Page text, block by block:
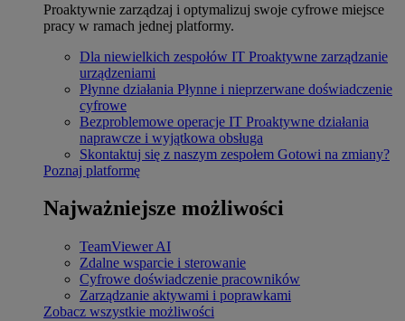
Proaktywnie zarządzaj i optymalizuj swoje cyfrowe miejsce
pracy w ramach jednej platformy.
Dla niewielkich zespołów IT Proaktywne zarządzanie
urządzeniami
Płynne działania Płynne i nieprzerwane doświadczenie
cyfrowe
Bezproblemowe operacje IT Proaktywne działania
naprawcze i wyjątkowa obsługa
Skontaktuj się z naszym zespołem Gotowi na zmiany?
Poznaj platformę
Najważniejsze możliwości
TeamViewer AI
Zdalne wsparcie i sterowanie
Cyfrowe doświadczenie pracowników
Zarządzanie aktywami i poprawkami
Zobacz wszystkie możliwości